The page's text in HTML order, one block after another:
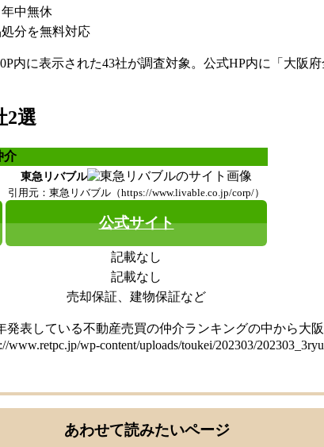
年中無休
分を無料対応
内に表示された43社が調査対象。公式HP内に「大阪
2選
介
東急リバブル
引用元：東急リバブル（https://www.livable.co.jp/corp/）
公式サイト
記載なし
記載なし
売却保証、建物保証など
表している不動産売買の仲介ランキングの中から大
wp-content/uploads/toukei/202303/
あわせて読みたいページ